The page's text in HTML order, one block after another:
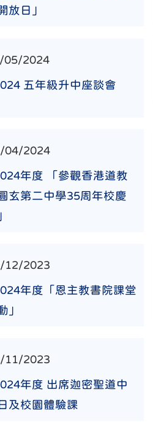
放日」
05/2024
五年級升中座談會
04/2024
年度 「參觀香港道教
玄第二中學35周年校慶
12/2023
年度「恩主教書院課堂
」
11/2023
年度 出席迦密聖道中
及校園體驗課